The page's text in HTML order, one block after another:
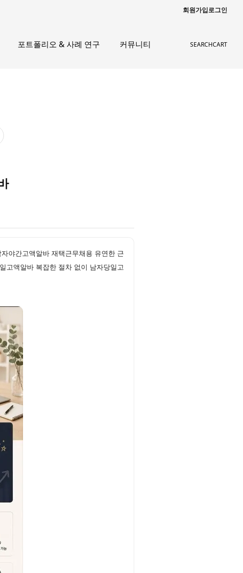
회원가입로그인
포트폴리오 & 사례 연구 커뮤니티 SEARCHCART
야간고액알바 재택근무채용 유연한 근
고액알바 복잡한 절차 없이 남자당일고